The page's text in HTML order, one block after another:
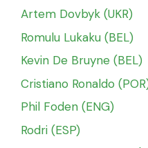
Artem Dovbyk (UKR)
Romulu Lukaku (BEL)
Kevin De Bruyne (BEL)
Cristiano Ronaldo
Phil Foden (ENG)
Rodri (ESP)